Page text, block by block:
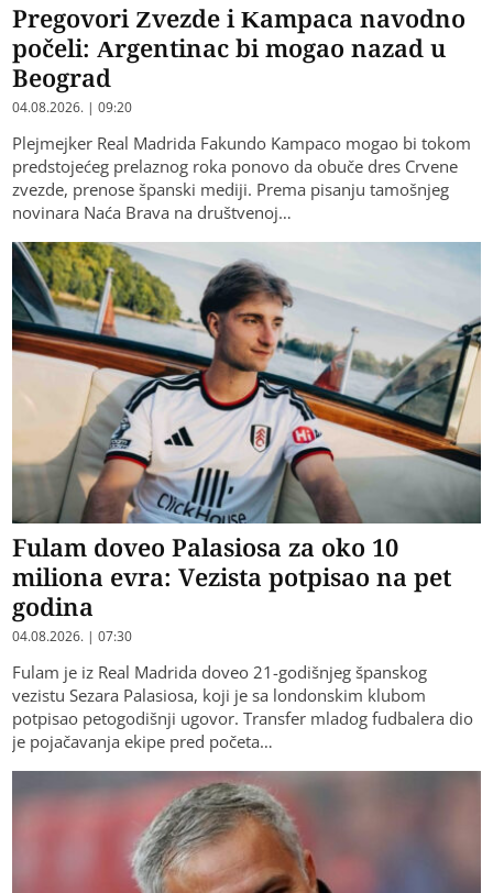
Pregovori Zvezde i Kampaca navodno
počeli: Argentinac bi mogao nazad u
Beograd
04.08.2026. | 09:20
Plejmejker Real Madrida Fakundo Kampaco mogao bi tokom
predstojećeg prelaznog roka ponovo da obuče dres Crvene
zvezde, prenose španski mediji. Prema pisanju tamošnjeg
novinara Naća Brava na društvenoj…
Fulam doveo Palasiosa za oko 10
miliona evra: Vezista potpisao na pet
godina
04.08.2026. | 07:30
Fulam je iz Real Madrida doveo 21-godišnjeg španskog
vezistu Sezara Palasiosa, koji je sa londonskim klubom
potpisao petogodišnji ugovor. Transfer mladog fudbalera dio
je pojačavanja ekipe pred početa…